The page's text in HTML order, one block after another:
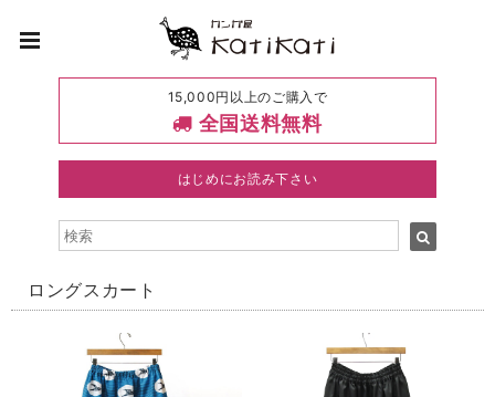
15,000円以上のご購入で
全国送料無料
はじめにお読み下さい
ロングスカート